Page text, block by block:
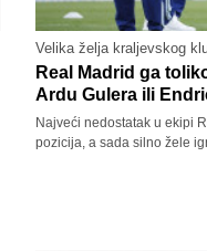
Velika želja kraljevskog
Real Madrid ga
Ardu Gulera ili
Najveći nedostatak u ekipi
pozicija, a sada silno žele